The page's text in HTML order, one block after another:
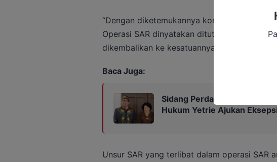
“Dengan diketemukannya korban dan telah
Operasi SAR dinyatakan ditutup dan semua
dikembalikan ke kesatuannya masing-
Baca Juga:
Sidang Perdana Dugaan
Hukum Yetrie Ajukan
Unsur SAR yang terlibat dalam operasi SAR